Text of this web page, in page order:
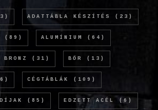
ADATTÁBLA KÉSZÍTÉS (23)
(89) ALUMÍNIUM (64)
BRONZ (31) BŐR (13)
CÉGTÁBLÁK (109)
DÍJAK (85) EDZETT ACÉL (6)